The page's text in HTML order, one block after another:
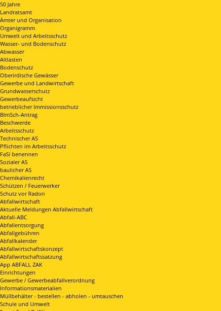
50 Jahre
Landratsamt
Ämter und Organisation
Organigramm
Umwelt und Arbeitsschutz
Wasser- und Bodenschutz
Abwasser
Altlasten
Bodenschutz
Oberirdische Gewässer
Gewerbe und Landwirtschaft
Grundwasserschutz
Gewerbeaufsicht
betrieblicher Immissionsschutz
BImSch-Antrag
Beschwerde
Arbeitsschutz
Technischer AS
Pflichten im Arbeitsschutz
FaSi benennen
Sozialer AS
baulicher AS
Chemikalienrecht
Schützen / Feuerwerker
Schutz vor Radon
Abfallwirtschaft
Aktuelle Meldungen Abfallwirtschaft
Abfall-ABC
Abfallentsorgung
Abfallgebühren
Abfallkalender
Abfallwirtschaftskonzept
Abfallwirtschaftssatzung
App ABFALL ZAK
Einrichtungen
Gewerbe / Gewerbeabfallverordnung
Informationsmaterialien
Müllbehälter - bestellen - abholen - umtauschen
Schule und Umwelt